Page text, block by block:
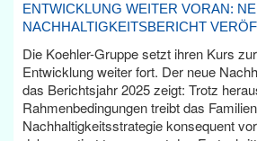
ENTWICKLUNG WEITER VORAN:
NACHHALTIGKEITSBERICHT
Die Koehler-Gruppe setzt ihren Kurs
Entwicklung weiter fort. Der neue
das Berichtsjahr 2025 zeigt: Trotz
Rahmenbedingungen treibt das
Nachhaltigkeitsstrategie konsequent